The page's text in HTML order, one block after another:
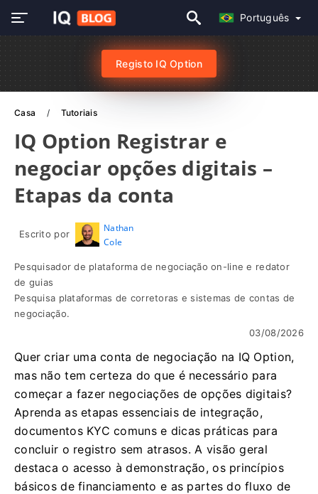
Português
Registo IQ Option
Casa Tutoriais
IQ Option Registrar e
negociar opções digitais –
Etapas da conta
Escrito por
Nathan
Cole
Pesquisador de plataforma de negociação on-line e redator
de guias
Pesquisa plataformas de corretoras e sistemas de contas de
negociação.
03/08/2026
Quer criar uma conta de negociação na IQ Option,
mas não tem certeza do que é necessário para
começar a fazer negociações de opções digitais?
Aprenda as etapas essenciais de integração,
documentos KYC comuns e dicas práticas para
concluir o registro sem atrasos. A visão geral
destaca o acesso à demonstração, os princípios
básicos de financiamento e as partes do fluxo de